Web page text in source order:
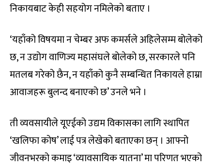
निकायबाट केही सहयोग नमिलेको बताए ।
‘यहाँको विषयमा न चेम्बर अफ कमर्सले अहिलेसम्म बोलेको
छ, न उद्योग वाणिज्य महासंघले बोलेको छ, सरकारले पनि
मतलब गरेको छैन, न यहाँको कुनै सम्बन्धित निकायले हाम्रा
आवाजहरू बुलन्द बनाएको छ’ उनले भने ।
ती व्यवसायीले यूएईको उद्यम विकासका लागि स्थापित
‘खलिफा कोष’ लाई पत्र लेखेको बताएका छन् । आफ्नो
जीवनभरको कमाइ ‘व्यावसायिक यातना’ मा परिणत भएको